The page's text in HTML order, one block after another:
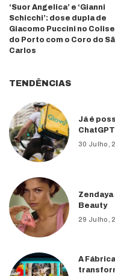
‘Suor Angelica’ e ‘Gianni
Schicchi’: dose dupla de
Giacomo Puccini no
do Porto com o Coro do
Carlos
TENDÊNCIAS
Já é
ChatGPT
30 Julho,
Zendaya
Beauty
29 Julho,
A